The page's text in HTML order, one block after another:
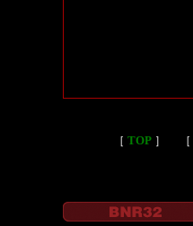
［ TOP］ ［